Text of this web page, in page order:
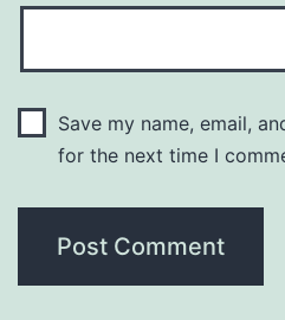
Save my name, email,
for the next time I